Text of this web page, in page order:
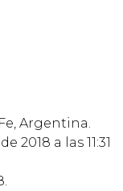
Argentina.
2018 a las 11:31